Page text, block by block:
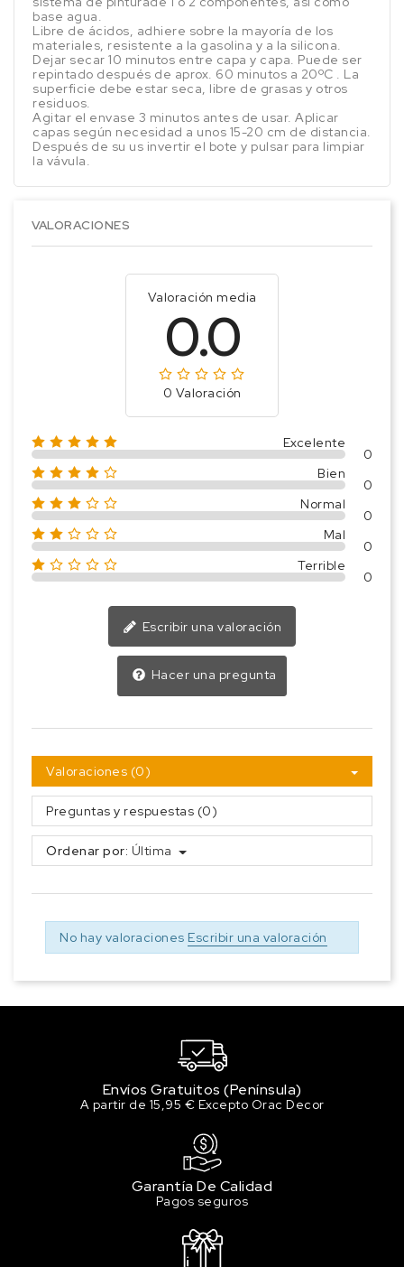
base agua.
Libre de ácidos, adhiere sobre la mayoría de los
materiales, resistente a la gasolina y a la silicona.
Dejar secar 10 minutos entre capa y capa. Puede ser
repintado después de aprox. 60 minutos a 20ºC . La
superficie debe estar seca, libre de grasas y otros
residuos.
Agitar el envase 3 minutos antes de usar. Aplicar
capas según necesidad a unos 15-20 cm de distancia.
Después de su us invertir el bote y pulsar para limpiar
la vávula.
VALORACIONES
Valoración media
0.0
0 Valoración
Excelente
0
Bien
0
Normal
0
Mal
0
Terrible
0
Escribir una valoración
Hacer una pregunta
Valoraciones (0)
Preguntas y respuestas (0)
Ordenar por: Última
No hay valoraciones Escribir una valoración
Envíos Gratuitos (Península)
A partir de 15,95 € Excepto Orac Decor
Garantía De Calidad
Pagos seguros